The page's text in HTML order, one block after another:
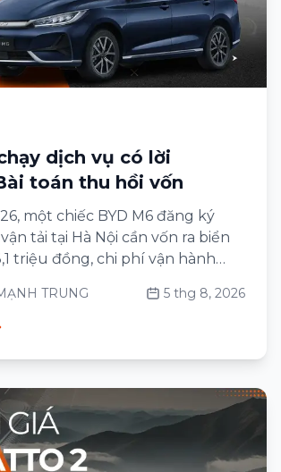
dịch vụ có lời
toán thu hồi vốn
một chiếc BYD M6 đăng ký
tải tại Hà Nội cần vốn ra biển
triệu đồng, chi phí vận hành
tiết kiệm khoảng 2,49 triệu
với một chiếc MPV xăng 7 chỗ
TRUNG 5 thg 8, 2026